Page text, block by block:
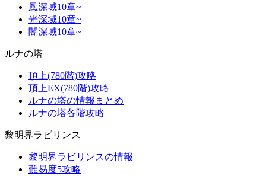
風深域10章~
光深域10章~
闇深域10章~
ルナの塔
頂上(780階)攻略
頂上EX(780階)攻略
ルナの塔の情報まとめ
ルナの塔各階攻略
黎明界ラビリンス
黎明界ラビリンスの情報
難易度5攻略